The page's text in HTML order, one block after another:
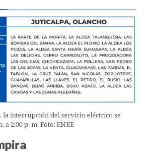
la interrupción del servicio eléctrico se
a 2:00 p. m. Foto: ENEE